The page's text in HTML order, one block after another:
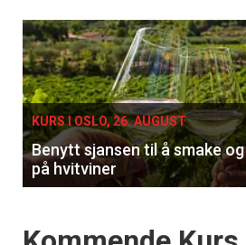
Events
single
KURS I OSLO, 26. AUGUST
Benytt sjansen til å smake
på hvitviner
Events